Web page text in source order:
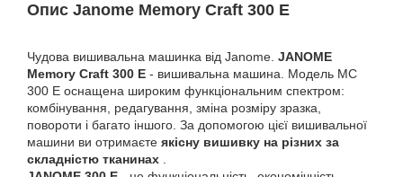
Опис Janome Memory Craft 300 E
Чудова вишивальна машинка від Janome. JANOME
Memory Craft 300 E - вишивальна машина. Модель МС
300 E оснащена широким функціональним спектром:
комбінування, редагування, зміна розміру зразка,
повороти і багато іншого. За допомогою цієї вишивальної
машини ви отримаєте якісну вишивку на різних за
складністю тканинах